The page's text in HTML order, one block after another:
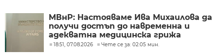
МВнР: Настояваме Ива Михаилова да
получи достъп до навременна и
адекватна медицинска грижа
18:51, 07.08.2026 Чете се за: 02:05 мин.